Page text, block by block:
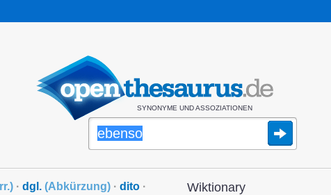
SYNONYME UND ASSOZIATIONEN
) · dgl. (Abkürzung) · dito ·
Wiktionary